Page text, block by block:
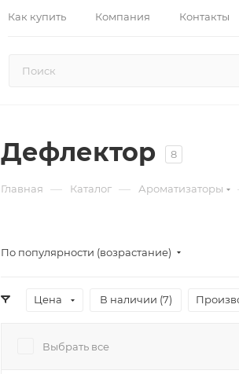
Как купить Компания Контакты
Дефлектор 8
Главная — Каталог — Ароматизаторы
По популярности (возрастание)
Цена В наличии (7)
Выбрать все